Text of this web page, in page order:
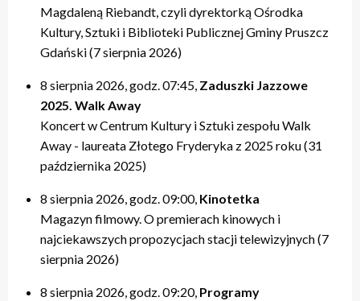
Magdaleną Riebandt, czyli dyrektorką Ośrodka
Kultury, Sztuki i Biblioteki Publicznej Gminy Pruszcz
Gdański (7 sierpnia 2026)
8 sierpnia 2026, godz. 07:45, Zaduszki Jazzowe
2025. Walk Away
Koncert w Centrum Kultury i Sztuki zespołu Walk
Away - laureata Złotego Fryderyka z 2025 roku (31
października 2025)
8 sierpnia 2026, godz. 09:00, Kinotetka
Magazyn filmowy. O premierach kinowych i
najciekawszych propozycjach stacji telewizyjnych (7
sierpnia 2026)
8 sierpnia 2026, godz. 09:20, Programy